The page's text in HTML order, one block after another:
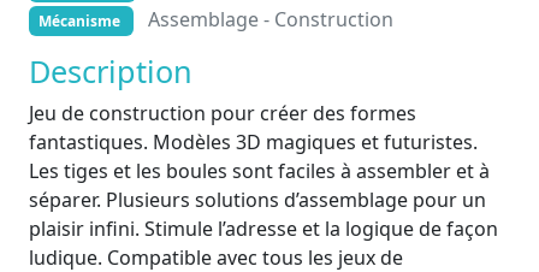
Mécanisme Assemblage - Construction
Description
Jeu de construction pour créer des formes
fantastiques. Modèles 3D magiques et futuristes.
Les tiges et les boules sont faciles à assembler et à
séparer. Plusieurs solutions d’assemblage pour un
plaisir infini. Stimule l’adresse et la logique de façon
ludique. Compatible avec tous les jeux de